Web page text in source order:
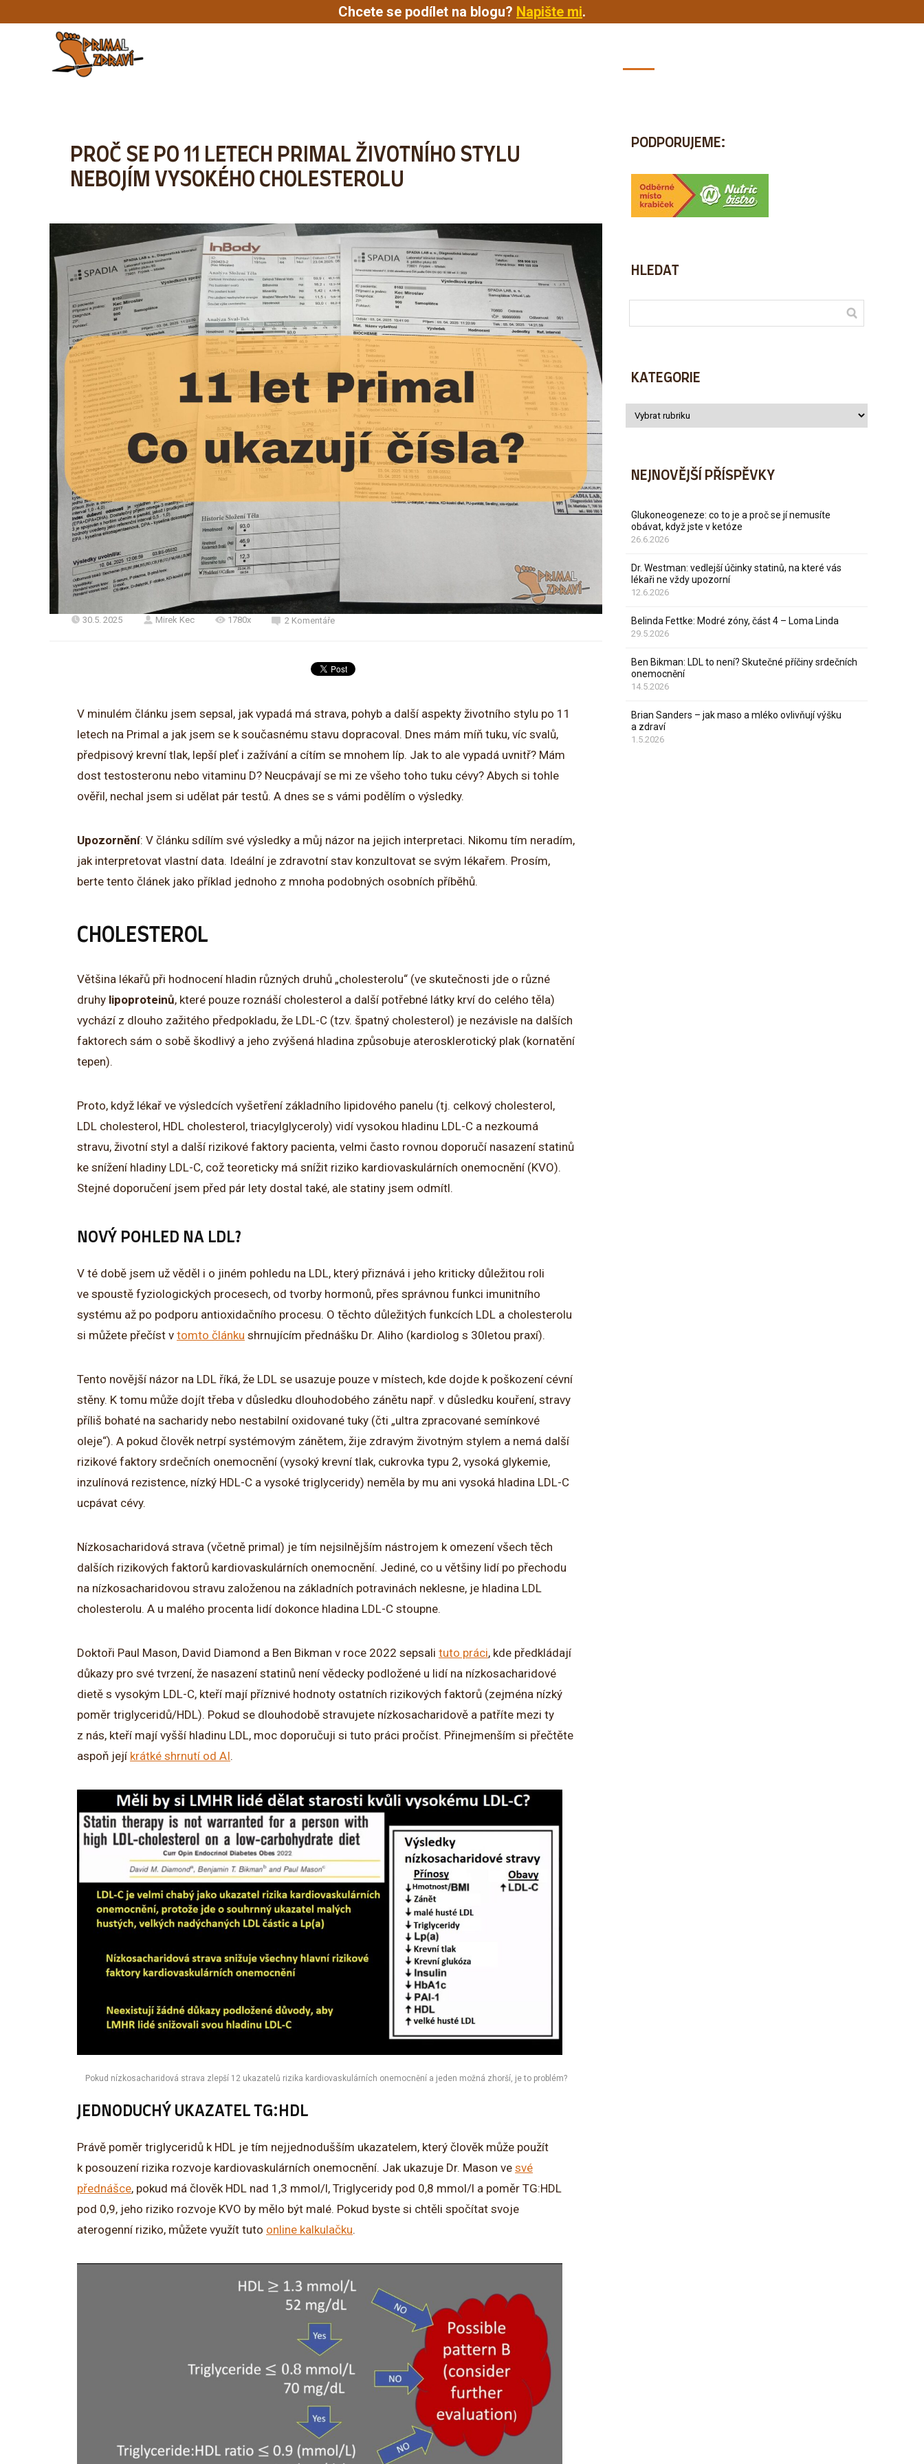
Chcete se podílet na blogu? Napište mi.
PROČ SE PO 11 LETECH PRIMAL ŽIVOTNÍHO STYLU
NEBOJÍM VYSOKÉHO CHOLESTEROLU
30.5. 2025 Mirek Kec 1780x 2 Komentáře
V minulém článku jsem sepsal, jak vypadá má strava, pohyb a další aspekty životního stylu po 11
letech na Primal a jak jsem se k současnému stavu dopracoval. Dnes mám míň tuku, víc svalů,
předpisový krevní tlak, lepší pleť i zažívání a cítím se mnohem líp. Jak to ale vypadá uvnitř? Mám
dost testosteronu nebo vitaminu D? Neucpávají se mi ze všeho toho tuku cévy? Abych si tohle
ověřil, nechal jsem si udělat pár testů. A dnes se s vámi podělím o výsledky.
Upozornění: V článku sdílím své výsledky a můj názor na jejich interpretaci. Nikomu tím neradím,
jak interpretovat vlastní data. Ideální je zdravotní stav konzultovat se svým lékařem. Prosím,
berte tento článek jako příklad jednoho z mnoha podobných osobních příběhů.
CHOLESTEROL
Většina lékařů při hodnocení hladin různých druhů „cholesterolu“ (ve skutečnosti jde o různé
druhy lipoproteinů, které pouze roznáší cholesterol a další potřebné látky krví do celého těla)
vychází z dlouho zažitého předpokladu, že LDL-C (tzv. špatný cholesterol) je nezávisle na dalších
faktorech sám o sobě škodlivý a jeho zvýšená hladina způsobuje aterosklerotický plak (kornatění
tepen).
Proto, když lékař ve výsledcích vyšetření základního lipidového panelu (tj. celkový cholesterol,
LDL cholesterol, HDL cholesterol, triacylglyceroly) vidí vysokou hladinu LDL-C a nezkoumá
stravu, životní styl a další rizikové faktory pacienta, velmi často rovnou doporučí nasazení statinů
ke snížení hladiny LDL-C, což teoreticky má snížit riziko kardiovaskulárních onemocnění (KVO).
Stejné doporučení jsem před pár lety dostal také, ale statiny jsem odmítl.
NOVÝ POHLED NA LDL?
V té době jsem už věděl i o jiném pohledu na LDL, který přiznává i jeho kriticky důležitou roli
ve spoustě fyziologických procesech, od tvorby hormonů, přes správnou funkci imunitního
systému až po podporu antioxidačního procesu. O těchto důležitých funkcích LDL a cholesterolu
si můžete přečíst v tomto článku shrnujícím přednášku Dr. Aliho (kardiolog s 30letou praxí).
Tento novější názor na LDL říká, že LDL se usazuje pouze v místech, kde dojde k poškození cévní
stěny. K tomu může dojít třeba v důsledku dlouhodobého zánětu např. v důsledku kouření, stravy
příliš bohaté na sacharidy nebo nestabilní oxidované tuky (čti „ultra zpracované semínkové
oleje“). A pokud člověk netrpí systémovým zánětem, žije zdravým životným stylem a nemá další
rizikové faktory srdečních onemocnění (vysoký krevní tlak, cukrovka typu 2, vysoká glykemie,
inzulínová rezistence, nízký HDL-C a vysoké triglyceridy) neměla by mu ani vysoká hladina LDL-C
ucpávat cévy.
Nízkosacharidová strava (včetně primal) je tím nejsilnějším nástrojem k omezení všech těch
dalších rizikových faktorů kardiovaskulárních onemocnění. Jediné, co u většiny lidí po přechodu
na nízkosacharidovou stravu založenou na základních potravinách neklesne, je hladina LDL
cholesterolu. A u malého procenta lidí dokonce hladina LDL-C stoupne.
Doktoři Paul Mason, David Diamond a Ben Bikman v roce 2022 sepsali tuto práci, kde předkládají
důkazy pro své tvrzení, že nasazení statinů není vědecky podložené u lidí na nízkosacharidové
dietě s vysokým LDL-C, kteří mají příznivé hodnoty ostatních rizikových faktorů (zejména nízký
poměr triglyceridů/HDL). Pokud se dlouhodobě stravujete nízkosacharidově a patříte mezi ty
z nás, kteří mají vyšší hladinu LDL, moc doporučuji si tuto práci pročíst. Přinejmenším si přečtěte
aspoň její krátké shrnutí od AI.
Pokud nízkosacharidová strava zlepší 12 ukazatelů rizika kardiovaskulárních onemocnění a jeden možná zhorší, je to problém?
JEDNODUCHÝ UKAZATEL TG:HDL
Právě poměr triglyceridů k HDL je tím nejjednodušším ukazatelem, který člověk může použít
k posouzení rizika rozvoje kardiovaskulárních onemocnění. Jak ukazuje Dr. Mason ve své
přednášce, pokud má člověk HDL nad 1,3 mmol/l, Triglyceridy pod 0,8 mmol/l a poměr TG:HDL
pod 0,9, jeho riziko rozvoje KVO by mělo být malé. Pokud byste si chtěli spočítat svoje
aterogenní riziko, můžete využít tuto online kalkulačku.
PODPORUJEME:
HLEDAT
KATEGORIE
NEJNOVĚJŠÍ PŘÍSPĚVKY
Glukoneogeneze: co to je a proč se jí nemusíte
obávat, když jste v ketóze
26.6.2026
Dr. Westman: vedlejší účinky statinů, na které vás
lékaři ne vždy upozorní
12.6.2026
Belinda Fettke: Modré zóny, část 4 – Loma Linda
29.5.2026
Ben Bikman: LDL to není? Skutečné příčiny srdečních
onemocnění
14.5.2026
Brian Sanders – jak maso a mléko ovlivňují výšku
a zdraví
1.5.2026